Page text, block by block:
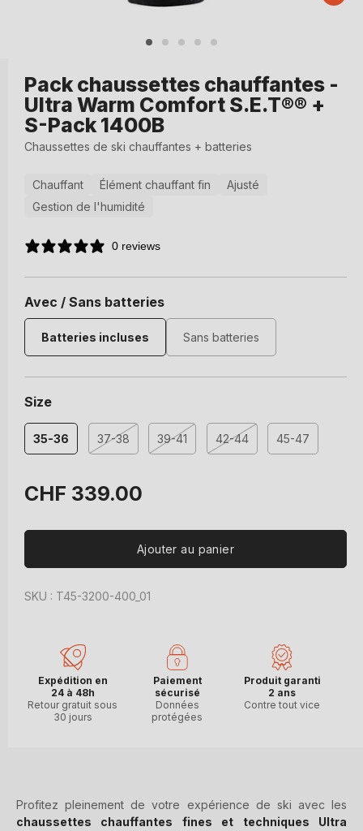
fenêtre
modale
Pack chaussettes chauffantes -
Ultra Warm Comfort S.E.T®® +
S-Pack 1400B
Chaussettes de ski chauffantes + batteries
Chauffant Élément chauffant fin
Ajusté
Gestion de l'humidité
0 reviews
Avec / Sans batteries
Batteries incluses Sans batteries
Size
35-36
37-38
Variante
indisponible
39-41
Variante
42-44
Variante
45-47
Prix
habituel
CHF 339.00
Ajouter au panier
SKU : T45-3200-400_01
Expédition en
24 à 48h
Retour gratuit sous
30 jours
Paiement
sécurisé
Données
protégées
Produit garanti
2 ans
Contre tout vice
Profitez pleinement de votre expérience de ski avec les
chaussettes chauffantes fines et techniques Ultra